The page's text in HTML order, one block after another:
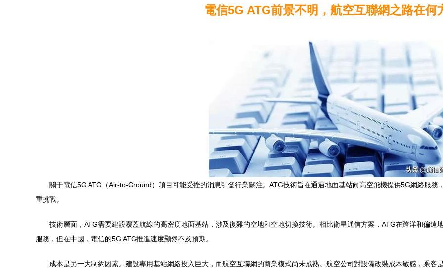
電信5G ATG前景不明，航空互聯網之路在何
關于電信5G ATG（Air-to-Ground）項目可能受挫的消息引發行業關注。ATG技術旨在通過地面基站向高空飛機提供5G網絡服
重挑戰。
技術層面，ATG需要建設覆蓋航線的高密度地面基站，涉及復雜的空地和空地切換技術。相比衛星通信方案，ATG在跨洋和偏遠
服務，但在中國，電信的5G ATG推進速度顯然不及預期。
成本是另一大制約因素。建設專用基站網絡投入巨大，而航空互聯網的商業模式尚未成熟。航空公司對設備改裝成本敏感，乘客